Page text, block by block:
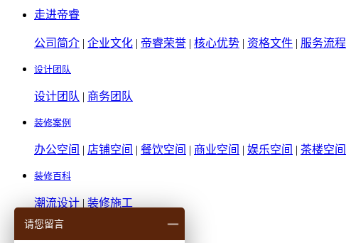
走进帝睿
公司简介 | 企业文化 | 帝睿荣誉 | 核心优势 | 资格文件 | 服务流程
设计团队
设计团队 | 商务团队
装修案例
办公空间 | 店铺空间 | 餐饮空间 | 商业空间 | 娱乐空间 | 茶楼空间
装修百科
潮流设计 | 装修施工
核心优势
请您留言